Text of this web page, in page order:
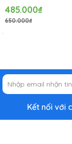
485.000₫
650.000₫
Kết nối với